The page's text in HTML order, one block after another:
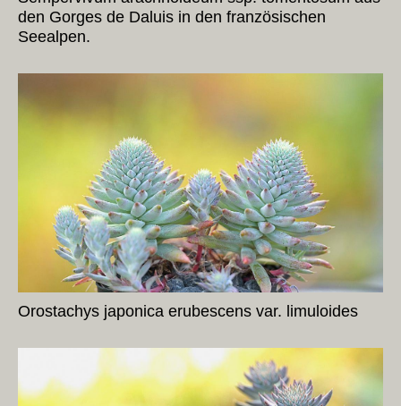
den Gorges de Daluis in den französischen
Seealpen.
Orostachys japonica erubescens var. limuloides